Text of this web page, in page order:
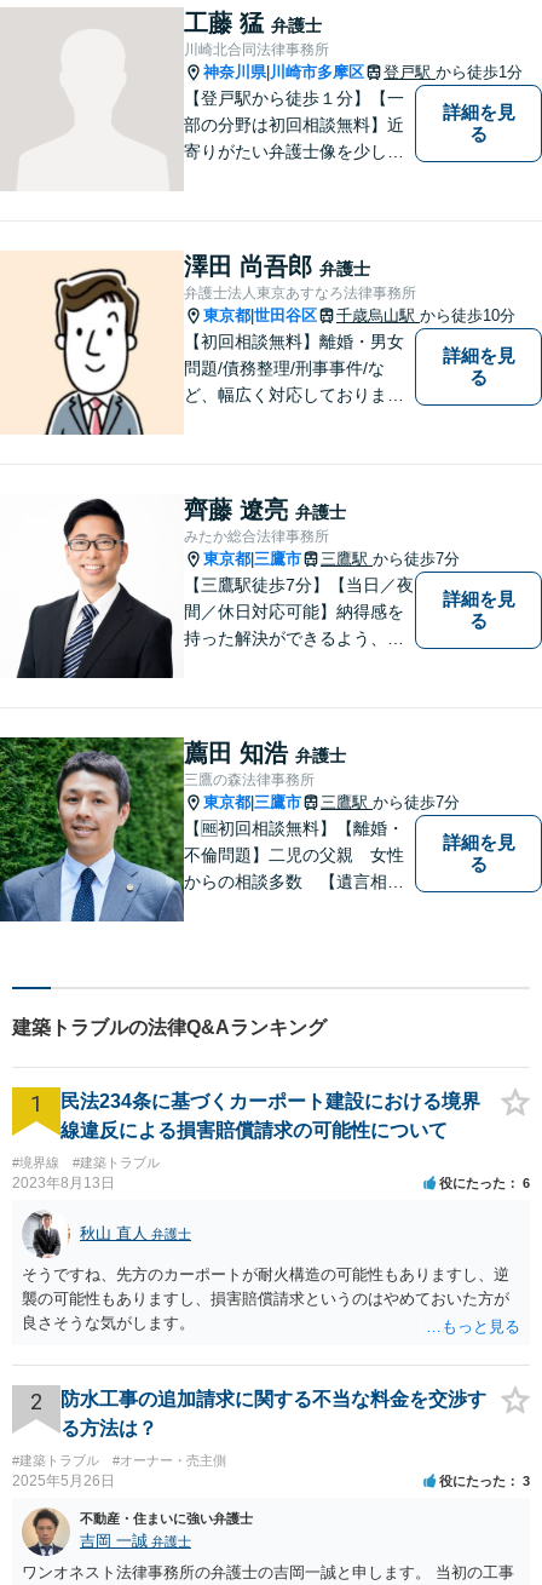
件・刑事事件・労働事件な
ど、幅広く対応いたします。
工藤 猛 弁護士
川崎北合同法律事務所
神奈川県| 川崎市多摩区 登戸駅 から徒歩1分
【登戸駅から徒歩１分】【一
部の分野は初回相談無料】近
寄りがたい弁護士像を少しで
決が何であるのかを見極め、
誠心誠意、仕事に取り組んで
まいります。
詳細を見
る
澤田 尚吾郎 弁護士
弁護士法人東京あすなろ法律事務所
東京都 世田谷区 千歳烏山駅 から徒歩10分
【初回相談無料】離婚・男女
問題/債務整理/刑事事件/な
ど、幅広く対応しておりま
した弁護活動を行います。
【電話相談可】
詳細を見
る
齊藤 遼亮 弁護士
みたか総合法律事務所
東京都 三鷹市 三鷹駅 から徒歩7分
【三鷹駅徒歩7分】【当日／夜
間／休日対応可能】納得感を
持った解決ができるよう、問
限の努力を尽くしていきま
す。【司法書士資格あり】
【宅建士資格あり】【法テラ
ス利用可能】
詳細を見
る
薦田 知浩 弁護士
三鷹の森法律事務所
東京都 三鷹市 三鷹駅 から徒歩7分
【🆓初回相談無料】【離婚・
不倫問題】二児の父親 女性
からの相談多数 【遺言相
動産や交通事故にも対応【子
連れ相談可】【三鷹駅5分】
詳細を見
る
建築トラブルの法律Q&Aランキング
1
民法234条に基づくカーポート建設における境界
線違反による損害賠償請求の可能性について
#境界線 #建築トラブル
2023年8月13日 役にたった 6
秋山 直人 弁護士
そうですね、先方のカーポートが耐火構造の可能性もありますし、逆
襲の可能性もありますし、損害賠償請求というのはやめておいた方が
良さそうな気がします。
2
防水工事の追加請求に関する不当な料金を交渉す
る方法は？
#建築トラブル #オーナー・売主側
2025年5月26日 役にたった 3
不動産・住まいに強い弁護士
吉岡 一誠 弁護士
ワンオネスト法律事務所の弁護士の吉岡一誠と申します。 当初の工事